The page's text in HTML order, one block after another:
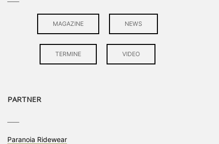
MAGAZINE NEWS
TERMINE VIDEO
PARTNER
Paranoia Ridewear